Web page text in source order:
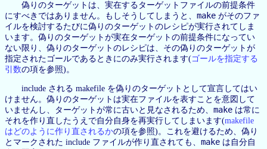
偽りのターゲットは、実在するターゲットファイルの前提条件
にすべきではありません。もしそうしてしまうと、 make がそのファ
イルを検討するたびに偽りのターゲットのレシピが実行されてしま
います。偽りのターゲットが実在ターゲットの前提条件になってい
ない限り、偽りのターゲットのレシピは、その偽りのターゲットが
指定されたゴールであるときにのみ実行されます(ゴールを指定する
引数の項を参照)。
include される makefile を偽りのターゲットとして宣言してはい
けません。偽りのターゲットは実在ファイルを表すことを意図して
いませんし、ターゲットが常に古いと見なされるため、 make は常に
それを作り直したうえで自分自身を再実行してしまいます(makefile
はどのように作り直されるかの項を参照)。これを避けるため、偽り
とマークされた include ファイルが作り直されても、 make は自分自